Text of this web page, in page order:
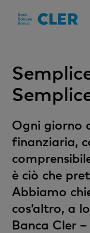
Ogni giorno
finanziaria,
è ciò che
Abbiamo
cos’altro, a
Banca Cler